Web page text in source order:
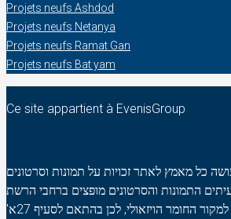
Projets neufs Ashdod
Projets neufs Netanya
Projets neufs Ramat Gan
Projets neufs Bat yam
Ce site appartient à EvenisGroup
כל מאמץ לאתר זכויות על תמונות וסרטונים
התמונות והסרטונים מופצים ברחבי הרשת
ולא מתאפשרת הגעה למקור החומר הויזאולי, לכן בהתאם לסעיף 27א'